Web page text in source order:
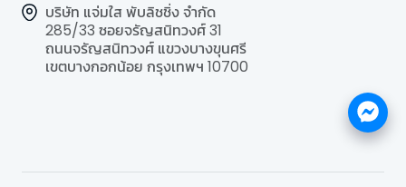
บริษัท แจ่มใส พับลิชชิ่ง จำกัด
285/33 ซอยจรัญสนิทวงศ์ 31
ถนนจรัญสนิทวงศ์ แขวงบางขุนศรี
เขตบางกอกน้อย กรุงเทพฯ 10700